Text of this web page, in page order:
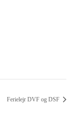
Ferielejr DVF og DSF